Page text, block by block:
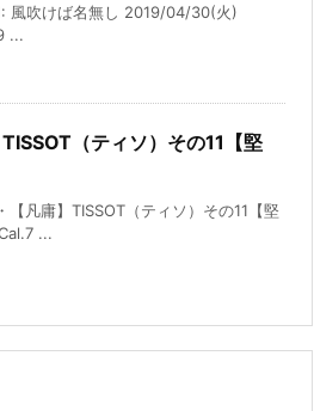
風吹けば名無し 2019/04/30(火)
...
TISSOT（ティソ）その11【堅
【凡庸】TISSOT（ティソ）その11【堅
...